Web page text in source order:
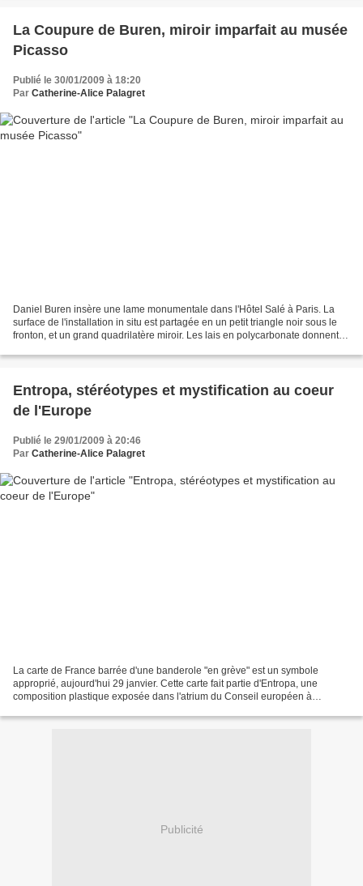
La Coupure de Buren, miroir imparfait au musée
Picasso
Publié le 30/01/2009 à 18:20
Par Catherine-Alice Palagret
Daniel Buren insère une lame monumentale dans l'Hôtel Salé à Paris. La
surface de l'installation in situ est partagée en un petit triangle noir sous le
fronton, et un grand quadrilatère miroir. Les lais en polycarbonate donnent
Entropa, stéréotypes et mystification au coeur
de l'Europe
Publié le 29/01/2009 à 20:46
Par Catherine-Alice Palagret
La carte de France barrée d'une banderole "en grève" est un symbole
approprié, aujourd'hui 29 janvier. Cette carte fait partie d'Entropa, une
composition plastique exposée dans l'atrium du Conseil européen à
Publicité